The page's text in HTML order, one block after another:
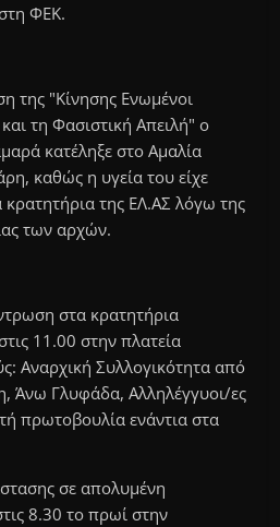
ΦΕΚ.
της "Κίνησης Ενωμένοι
τη Φασιστική Απειλή" ο
κατέληξε στο Αμαλία
καθώς η υγεία του είχε
κρατητήρια της ΕΛ.ΑΣ λόγω της
των αρχών.
στα κρατητήρια
11.00 στην πλατεία
Αναρχική Συλλογικότητα από
Άνω Γλυφάδα, Αλληλέγγυοι/ες
πρωτοβουλία ενάντια στα
σε απολυμένη
8.30 το πρωί στην